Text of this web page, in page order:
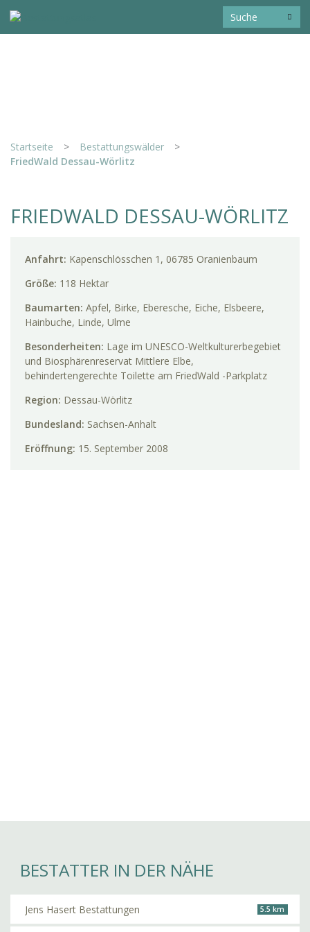
Startseite > Bestattungswälder
>
FriedWald Dessau-Wörlitz
FRIEDWALD DESSAU-WÖRLITZ
Anfahrt: Kapenschlösschen 1, 06785 Oranienbaum
Größe: 118 Hektar
Baumarten: Apfel, Birke, Eberesche, Eiche, Elsbeere,
Hainbuche, Linde, Ulme
Besonderheiten: Lage im UNESCO-Weltkulturerbegebiet
und Biosphärenreservat Mittlere Elbe,
behindertengerechte Toilette am FriedWald -Parkplatz
Region: Dessau-Wörlitz
Bundesland: Sachsen-Anhalt
Eröffnung: 15. September 2008
BESTATTER IN DER NÄHE
Jens Hasert Bestattungen 5.5 km